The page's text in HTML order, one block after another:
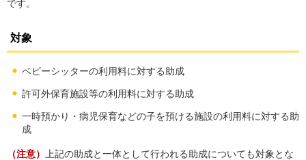
です。
対象
ベビーシッターの利用料に対する助成
許可外保育施設等の利用料に対する助成
一時預かり・病児保育などの子を預ける施設の利用料に対する助
成
（注意）
上記の助成と一体として行われる助成についても対象とな